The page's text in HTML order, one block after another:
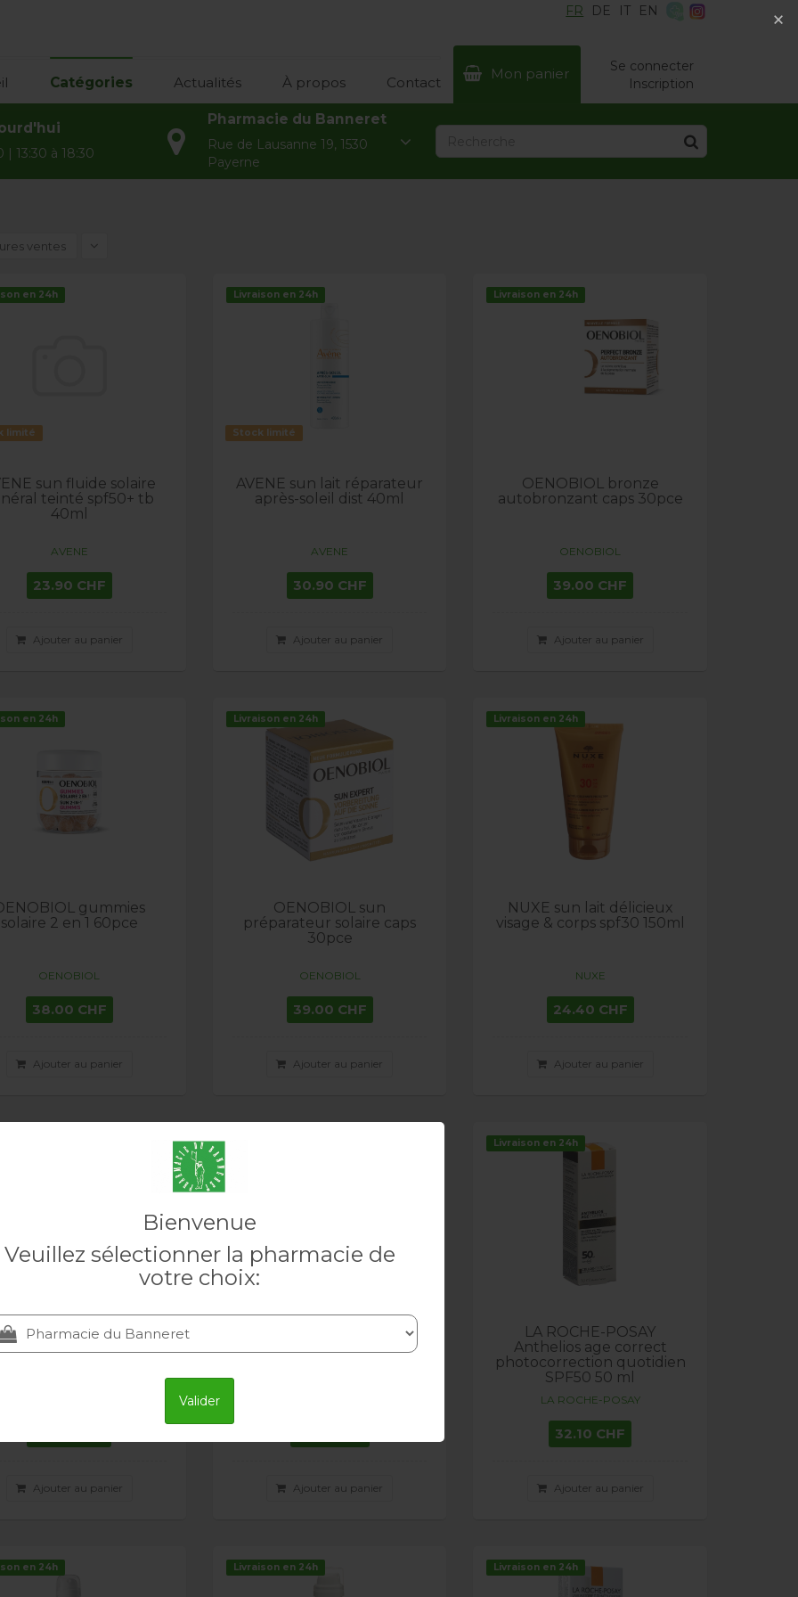
Bienvenue
Veuillez sélectionner la pharmacie de
votre choix:
Valider
×
FR DE IT EN
Catégories Actualités À propos Contact Mon panier
Se connecter
Inscription
| 13:30 à 18:30
Pharmacie du Banneret
Rue de Lausanne 19, 1530
Payerne
×
ventes
en 24h
limité
sun fluide solaire
teinté spf50+ tb
40ml
AVENE
23.90 CHF
Ajouter au panier
Livraison en 24h
Stock limité
AVENE sun lait réparateur
après-soleil dist 40ml
AVENE
30.90 CHF
Ajouter au panier
Livraison en 24h
OENOBIOL bronze
autobronzant caps 30pce
OENOBIOL
39.00 CHF
Ajouter au panier
en 24h
gummies
solaire 2 en 1 60pce
OENOBIOL
38.00 CHF
Ajouter au panier
Livraison en 24h
OENOBIOL sun
préparateur solaire caps
30pce
OENOBIOL
39.00 CHF
Ajouter au panier
Livraison en 24h
NUXE sun lait délicieux
visage & corps spf30 150ml
NUXE
24.40 CHF
Ajouter au panier
sun huile bronzante
& corps spf30 150ml
Ajouter au panier
NUXE sun shampooing
douche après soleil 200ml
Ajouter au panier
Livraison en 24h
LA ROCHE-POSAY
Anthelios age correct
photocorrection quotidien
SPF50 50 ml
LA ROCHE-POSAY
32.10 CHF
Ajouter au panier
en 24h Livraison en 24h Livraison en 24h